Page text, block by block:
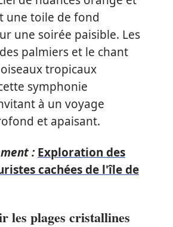
une toile de fond
une soirée paisible. Les
palmiers et le chant
tropicaux
symphonie
à un voyage
et apaisant.
: Exploration des
cachées de l'île de
les plages cristallines